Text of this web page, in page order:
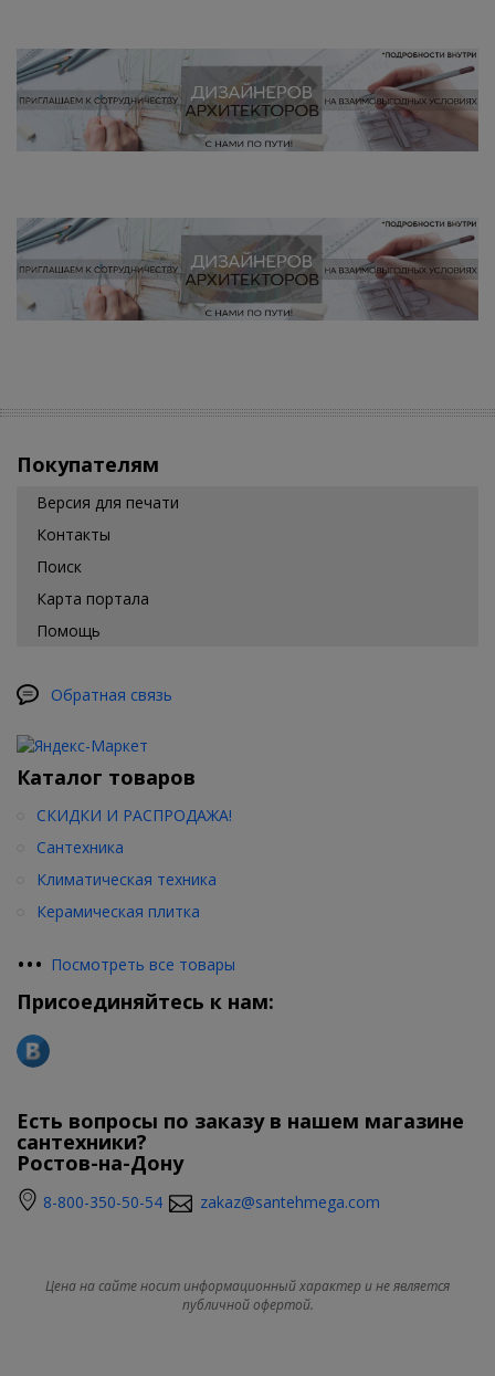
Покупателям
Версия для печати
Контакты
Поиск
Карта портала
Помощь
Обратная связь
Каталог товаров
СКИДКИ И РАСПРОДАЖА!
Сантехника
Климатическая техника
Керамическая плитка
••• Посмотреть все товары
Присоединяйтесь к нам:
Есть вопросы по заказу в нашем магазине
сантехники?
Ростов-на-Дону
8-800-350-50-54 zakaz@santehmega.com
Цена на сайте носит информационный характер и не является
публичной офертой.